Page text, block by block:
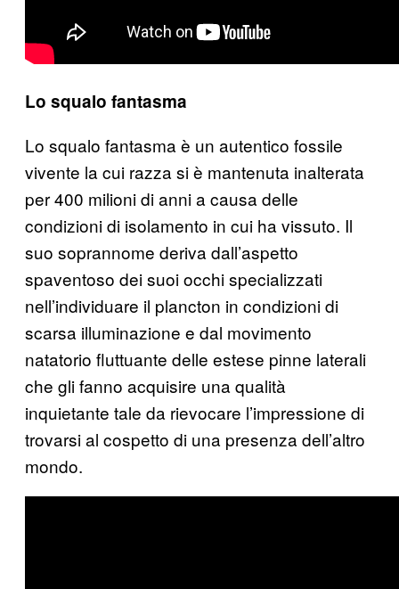
Lo squalo fantasma
Lo squalo fantasma è un autentico fossile
vivente la cui razza si è mantenuta inalterata
per 400 milioni di anni a causa delle
condizioni di isolamento in cui ha vissuto. Il
suo soprannome deriva dall’aspetto
spaventoso dei suoi occhi specializzati
nell’individuare il plancton in condizioni di
scarsa illuminazione e dal movimento
natatorio fluttuante delle estese pinne laterali
che gli fanno acquisire una qualità
inquietante tale da rievocare l’impressione di
trovarsi al cospetto di una presenza dell’altro
mondo.